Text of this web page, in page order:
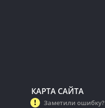
КАРТА САЙТА
Заметили ошибку?